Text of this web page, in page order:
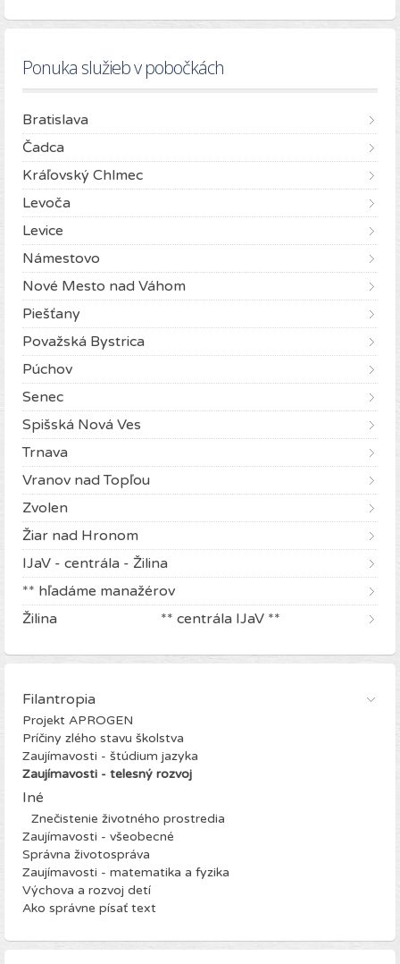
Ponuka služieb v pobočkách
Bratislava
Čadca
Kráľovský Chlmec
Levoča
Levice
Námestovo
Nové Mesto nad Váhom
Piešťany
Považská Bystrica
Púchov
Senec
Spišská Nová Ves
Trnava
Vranov nad Topľou
Zvolen
Žiar nad Hronom
IJaV - centrála - Žilina
** hľadáme manažérov
Žilina ** centrála IJaV **
Filantropia
Projekt APROGEN
Príčiny zlého stavu školstva
Zaujímavosti - štúdium jazyka
Zaujímavosti - telesný rozvoj
Iné
Znečistenie životného prostredia
Zaujímavosti - všeobecné
Správna životospráva
Zaujímavosti - matematika a fyzika
Výchova a rozvoj detí
Ako správne písať text